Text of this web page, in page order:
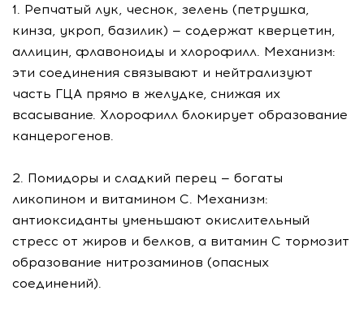
1. Репчатый лук, чеснок, зелень (петрушка,
кинза, укроп, базилик) — содержат кверцетин,
аллицин, флавоноиды и хлорофилл. Механизм:
эти соединения связывают и нейтрализуют
часть ГЦА прямо в желудке, снижая их
всасывание. Хлорофилл блокирует образование
канцерогенов.
2. Помидоры и сладкий перец — богаты
ликопином и витамином С. Механизм:
антиоксиданты уменьшают окислительный
стресс от жиров и белков, а витамин С тормозит
образование нитрозаминов (опасных
соединений).